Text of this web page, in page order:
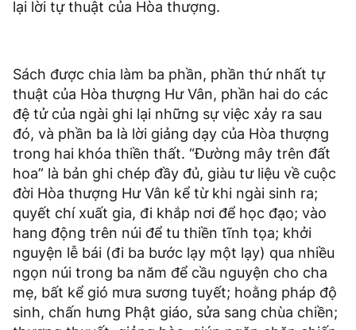
lại lời tự thuật của Hòa thượng.
Sách được chia làm ba phần, phần thứ nhất tự
thuật của Hòa thượng Hư Vân, phần hai do các
đệ tử của ngài ghi lại những sự việc xảy ra sau
đó, và phần ba là lời giảng dạy của Hòa thượng
trong hai khóa thiền thất. “Đường mây trên đất
hoa” là bản ghi chép đầy đủ, giàu tư liệu về cuộc
đời Hòa thượng Hư Vân kể từ khi ngài sinh ra;
quyết chí xuất gia, đi khắp nơi để học đạo; vào
hang động trên núi để tu thiền tĩnh tọa; khởi
nguyện lễ bái (đi ba bước lạy một lạy) qua nhiều
ngọn núi trong ba năm để cầu nguyện cho cha
mẹ, bất kể gió mưa sương tuyết; hoằng pháp độ
sinh, chấn hưng Phật giáo, sửa sang chùa chiền;